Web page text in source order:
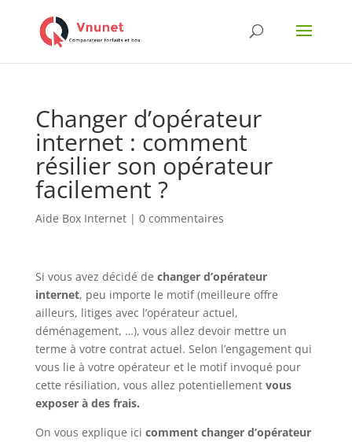
Changer d’opérateur
internet : comment
résilier son opérateur
facilement ?
Aide Box Internet| 0 commentaires
Si vous avez décidé de changer d’opérateur
internet, peu importe le motif (meilleure offre
ailleurs, litiges avec l’opérateur actuel,
déménagement, …), vous allez devoir mettre un
terme à votre contrat actuel. Selon l’engagement qui
vous lie à votre opérateur et le motif invoqué pour
cette résiliation, vous allez potentiellement vous
exposer à des frais.
On vous explique ici comment changer d’opérateur